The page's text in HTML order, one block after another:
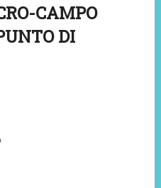
CAMPO
DI